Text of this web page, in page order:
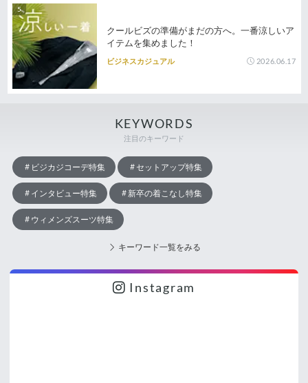
クールビズの準備がまだの方へ。一番涼しいア
イテムを集めました！
ビジネスカジュアル 2026.06.17
KEYWORDS
注目のキーワード
ビジカジコーデ特集 セットアップ特集
インタビュー特集 新卒の着こなし特集
ウィメンズスーツ特集
キーワード一覧をみる
Instagram